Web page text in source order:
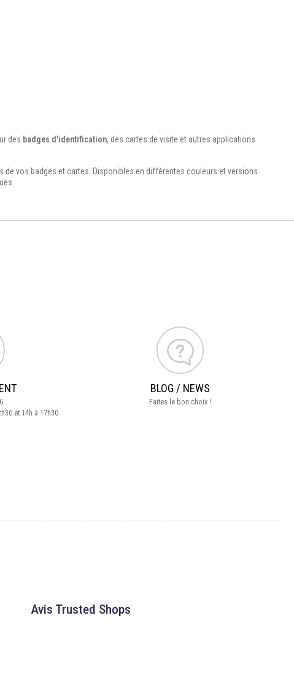
des badges d'identification, des cartes de visite et autres applications
de vos badges et cartes. Disponibles en différentes couleurs et versions
et 14h à 17h30
BLOG / NEWS
Faites le bon choix !
Avis Trusted Shops